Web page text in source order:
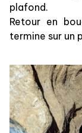
plafond.
Retour en
termine sur un